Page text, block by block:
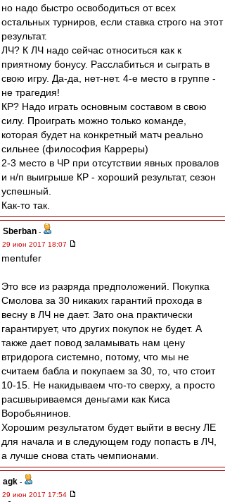
но надо быстро освободиться от всех
остальных турниров, если ставка строго на этот
результат.
ЛЧ? К ЛЧ надо сейчас относиться как к
приятному бонусу. Расслабиться и сыграть в
свою игру. Да-да, нет-нет. 4-е место в группе -
не трагедия!
КР? Надо играть основным составом в свою
силу. Проиграть можно только команде,
которая будет на конкретный матч реально
сильнее (философия Карреры)
2-3 место в ЧР при отсутствии явных провалов
и н/п выигрыше КР - хороший результат, сезон
успешный.
Как-то так.
Sberban -
29 июн 2017 18:07
mentufer
Это все из разряда предположений. Покупка
Смолова за 30 никаких гарантий прохода в
весну в ЛЧ не дает. Зато она практически
гарантирует, что других покупок не будет. А
также дает повод заламывать нам цену
втридорога системно, потому, что мы не
считаем бабла и покупаем за 30, то, что стоит
10-15. Не накидываем что-то сверху, а просто
расшвыриваемся деньгами как Киса
Воробьянинов.
Хорошим результатом будет выйти в весну ЛЕ
для начала и в следующем году попасть в ЛЧ,
а лучше снова стать чемпионами.
agk -
29 июн 2017 17:54